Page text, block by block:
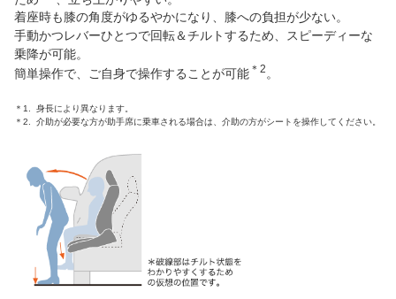
着座時も膝の角度がゆるやかになり、膝への負担が少ない。
手動かつレバーひとつで回転＆チルトするため、スピーディーな
乗降が可能。
簡単操作で、ご自身で操作することが可能 ＊2 。
＊1.
身長により異なります。
＊2.
介助が必要な方が助手席に乗車される場合は、介助の方がシートを操作してください。